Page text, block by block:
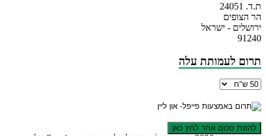
ת.ד. 24051
הר הצופים
ירושלים - ישראל
91240
תרום לעמותת עלה